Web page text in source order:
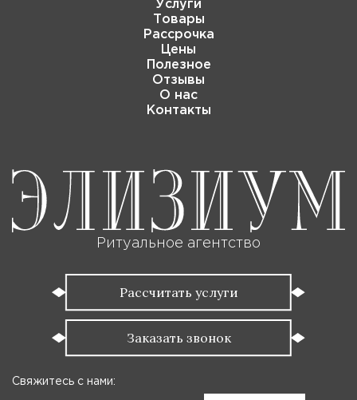
Услуги
Товары
Рассрочка
Цены
Полезное
Отзывы
О нас
Контакты
Ритуальное агентство
Рассчитать услуги
Заказать звонок
Свяжитесь с нами: